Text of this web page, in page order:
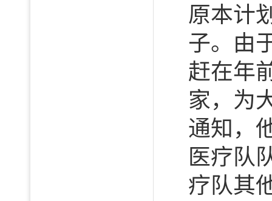
原本计
子。由
赶在年
家，为
通知，
医疗队
疗队其